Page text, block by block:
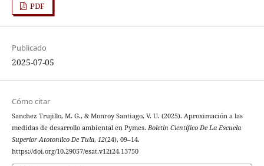
PDF
Publicado
2025-07-05
Cómo citar
Sanchez Trujillo, M. G., & Monroy Santiago, V. U. (2025). Aproximación a las
medidas de desarrollo ambiental en Pymes. Boletín Científico De La Escuela
Superior Atotonilco De Tula, 12(24), 09–14.
https://doi.org/10.29057/esat.v12i24.13750